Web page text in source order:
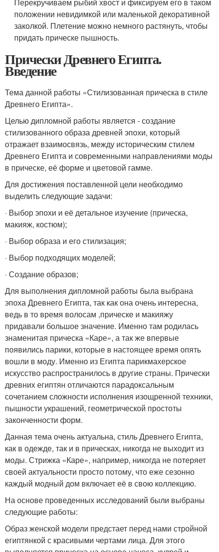
положении невидимкой или маленькой декоративной
заколкой. Плетение можно немного растянуть, чтобы
придать прическе пышность.
Прически Древнего Египта.
Введение
Тема данной работы «Стилизованная прическа в стиле
Древнего Египта».
Целью дипломной работы является - создание
стилизованного образа древней эпохи, который
отражает взаимосвязь, между историческим стилем
Древнего Египта и современными направлениями моды
в прическе, её форме и цветовой гамме.
Для достижения поставленной цели необходимо
выделить следующие задачи:
· Выбор эпохи и её детальное изучение (прическа,
макияж, костюм);
· Выбор образа и его стилизация;
· Выбор подходящих моделей;
· Создание образов;
Для выполнения дипломной работы была выбрана
эпоха Древнего Египта, так как она очень интересна,
ведь в то время волосам ,прическе и макияжу
придавали большое значение. Именно там родилась
знаменитая прическа «Каре», а так же впервые
появились парики, которые в настоящее время опять
вошли в моду. Именно из Египта парикмахерское
искусство распространилось в другие страны. Прически
древних египтян отличаются парадоксальным
сочетанием сложности исполнения изощренной техники,
пышности украшений, геометрической простоты
законченности форм.
Данная тема очень актуальна, стиль Древнего Египта,
как в одежде, так и в прическах, никогда не выходит из
моды. Стрижка «Каре», например, никогда не потеряет
своей актуальности просто потому, что еже сезонно
каждый модный дом включает её в свою коллекцию.
На основе проведенных исследований были выбраны
следующие работы:
Образ женской модели предстает перед нами стройной
египтянкой с красивыми чертами лица. Для этого